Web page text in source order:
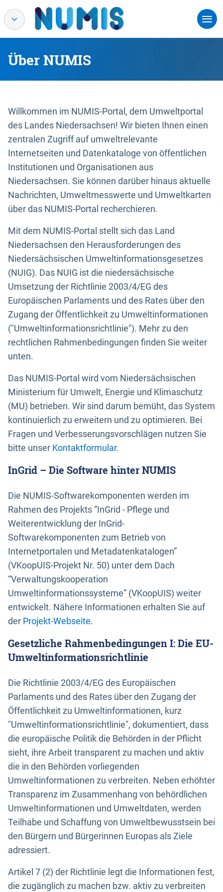
Über NUMIS
Willkommen im NUMIS-Portal, dem Umweltportal
des Landes Niedersachsen! Wir bieten Ihnen einen
zentralen Zugriff auf umweltrelevante
Internetseiten und Datenkataloge von öffentlichen
Institutionen und Organisationen aus
Niedersachsen. Sie können darüber hinaus aktuelle
Nachrichten, Umweltmesswerte und Umweltkarten
über das NUMIS-Portal recherchieren.
Mit dem NUMIS-Portal stellt sich das Land
Niedersachsen den Herausforderungen des
Niedersächsischen Umweltinformationsgesetzes
(NUIG). Das NUIG ist die niedersächsische
Umsetzung der Richtlinie 2003/4/EG des
Europäischen Parlaments und des Rates über den
Zugang der Öffentlichkeit zu Umweltinformationen
("Umweltinformationsrichtlinie"). Mehr zu den
rechtlichen Rahmenbedingungen finden Sie weiter
unten.
Das NUMIS-Portal wird vom Niedersächsischen
Ministerium für Umwelt, Energie und Klimaschutz
(MU) betrieben. Wir sind darum bemüht, das System
kontinuierlich zu erweitern und zu optimieren. Bei
Fragen und Verbesserungsvorschlägen nutzen Sie
bitte unser Kontaktformular.
InGrid – Die Software hinter NUMIS
Die NUMIS-Softwarekomponenten werden im
Rahmen des Projekts “InGrid - Pflege und
Weiterentwicklung der InGrid-
Softwarekomponenten zum Betrieb von
Internetportalen und Metadatenkatalogen”
(VKoopUIS-Projekt Nr. 50) unter dem Dach
“Verwaltungskooperation
Umweltinformationssysteme” (VKoopUIS) weiter
entwickelt. Nähere Informationen erhalten Sie auf
der Projekt-Webseite.
Gesetzliche Rahmenbedingungen I: Die EU-
Umweltinformationsrichtlinie
Die Richtlinie 2003/4/EG des Europäischen
Parlaments und des Rates über den Zugang der
Öffentlichkeit zu Umweltinformationen, kurz
"Umweltinformationsrichtlinie", dokumentiert, dass
die europäische Politik die Behörden in der Pflicht
sieht, ihre Arbeit transparent zu machen und aktiv
die in den Behörden vorliegenden
Umweltinformationen zu verbreiten. Neben erhöhter
Transparenz im Zusammenhang von behördlichen
Umweltinformationen und Umweltdaten, werden
Teilhabe und Schaffung von Umweltbewusstsein bei
den Bürgern und Bürgerinnen Europas als Ziele
adressiert.
Artikel 7 (2) der Richtlinie legt die Informationen fest,
die zugänglich zu machen bzw. aktiv zu verbreiten